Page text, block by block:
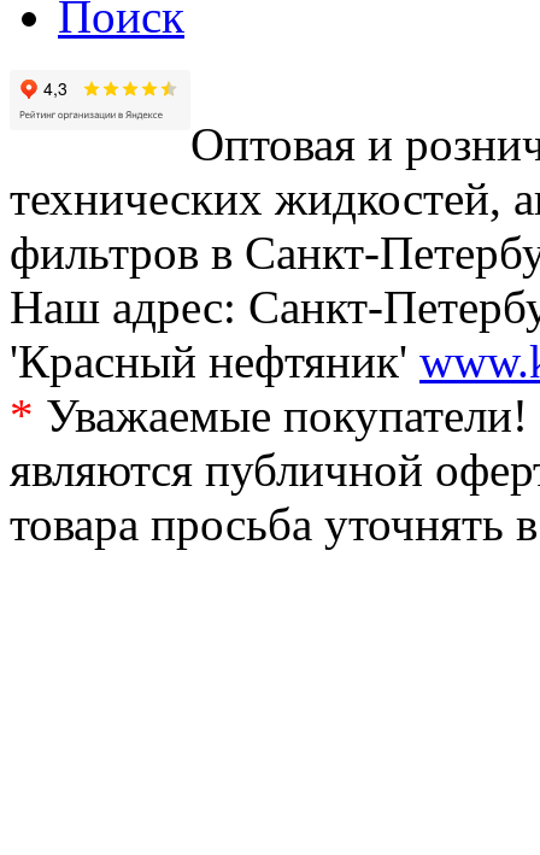
Поиск
Оптовая и
технических жидкостей,
фильтров в Санкт-
Наш адрес: Санкт-
'Красный нефтяник'
* Уважаемые
являются публичной
товара просьба уточнять